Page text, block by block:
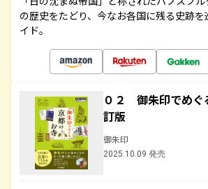
の歴史をたどり、今なお各国に残る史跡
イド。
０２ 御朱印でめ
訂版
御朱印
2025.10.09 発売